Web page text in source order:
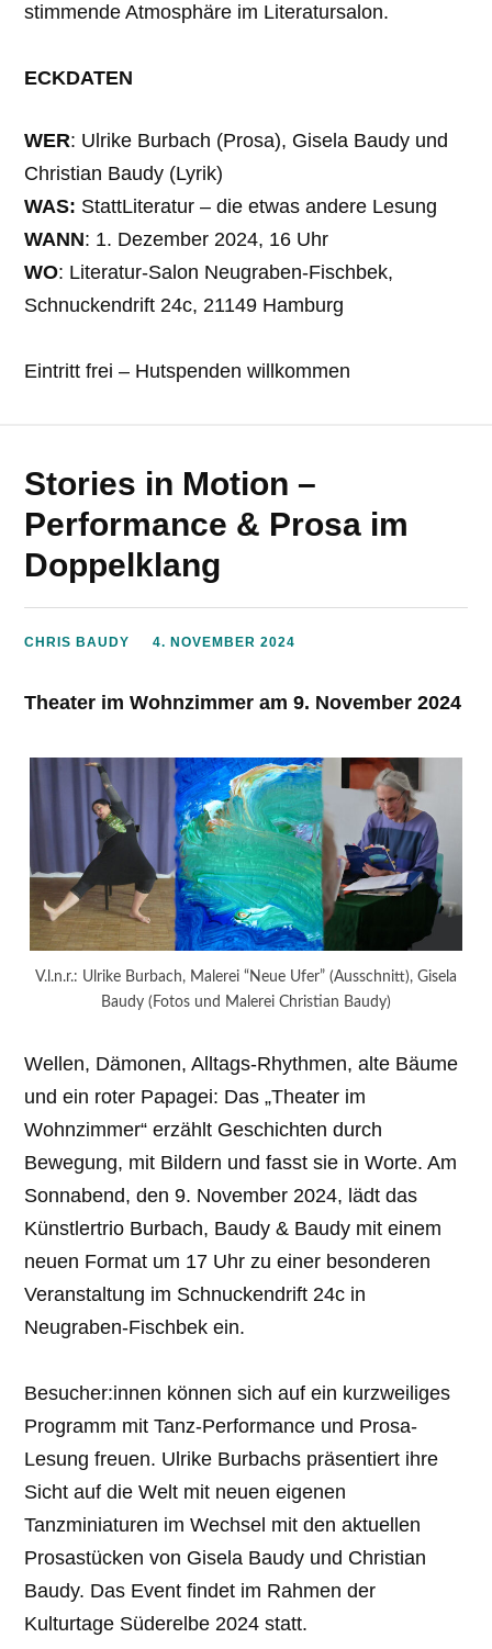
stimmende Atmosphäre im Literatursalon.
ECKDATEN
WER: Ulrike Burbach (Prosa), Gisela Baudy und
Christian Baudy (Lyrik)
WAS: StattLiteratur – die etwas andere Lesung
WANN: 1. Dezember 2024, 16 Uhr
WO: Literatur-Salon Neugraben-Fischbek,
Schnuckendrift 24c, 21149 Hamburg
Eintritt frei – Hutspenden willkommen
Stories in Motion –
Performance & Prosa im
Doppelklang
CHRIS BAUDY 4. NOVEMBER 2024
Theater im Wohnzimmer am 9. November 2024
V.l.n.r.: Ulrike Burbach, Malerei “Neue Ufer” (Ausschnitt), Gisela
Baudy (Fotos und Malerei Christian Baudy)
Wellen, Dämonen, Alltags-Rhythmen, alte Bäume
und ein roter Papagei: Das „Theater im
Wohnzimmer“ erzählt Geschichten durch
Bewegung, mit Bildern und fasst sie in Worte. Am
Sonnabend, den 9. November 2024, lädt das
Künstlertrio Burbach, Baudy & Baudy mit einem
neuen Format um 17 Uhr zu einer besonderen
Veranstaltung im Schnuckendrift 24c in
Neugraben-Fischbek ein.
Besucher:innen können sich auf ein kurzweiliges
Programm mit Tanz-Performance und Prosa-
Lesung freuen. Ulrike Burbachs präsentiert ihre
Sicht auf die Welt mit neuen eigenen
Tanzminiaturen im Wechsel mit den aktuellen
Prosastücken von Gisela Baudy und Christian
Baudy. Das Event findet im Rahmen der
Kulturtage Süderelbe 2024 statt.